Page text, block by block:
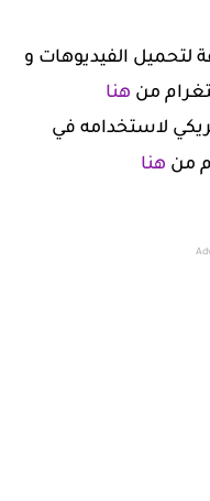
الفيديوهات و
من هنا
لاستخدامه في
من هنا